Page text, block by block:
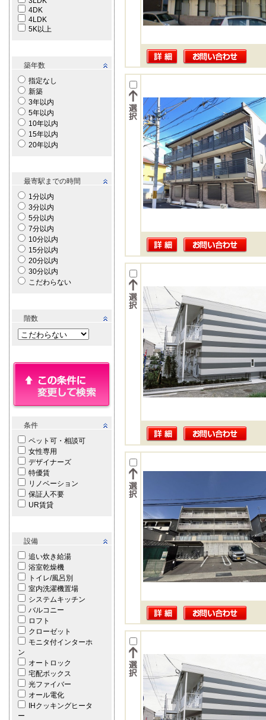
4DK
4LDK
5K以上
築年数
指定なし
新築
3年以内
5年以内
10年以内
15年以内
20年以内
最寄駅までの時間
1分以内
3分以内
5分以内
7分以内
10分以内
15分以内
20分以内
30分以内
こだわらない
階数
条件
ペット可・相談可
女性専用
デザイナーズ
特優賃
リノベーション
保証人不要
UR賃貸
設備
追い炊き給湯
浴室乾燥機
トイレ/風呂別
室内洗濯機置場
システムキッチン
バルコニー
ロフト
クローゼット
モニタ付インターホ
ン
オートロック
宅配ボックス
光ファイバー
オール電化
IHクッキングヒータ
ー